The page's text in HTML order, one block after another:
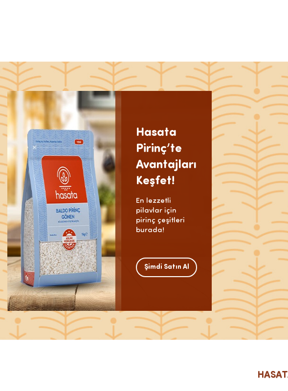
Hasata
Pirinç’te
Avantajları
Keşfet!
En lezzetli
pilavlar için
pirinç çeşitleri
burada!
Şimdi Satın Al